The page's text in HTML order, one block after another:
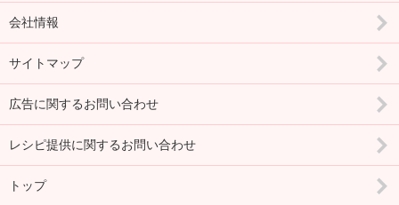
会社情報
サイトマップ
広告に関するお問い合わせ
レシピ提供に関するお問い合わせ
トップ